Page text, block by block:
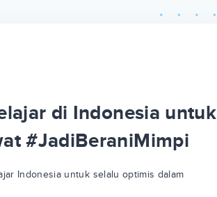
di Indonesia untuk
#JadiBeraniMimpi
Indonesia untuk selalu optimis dalam